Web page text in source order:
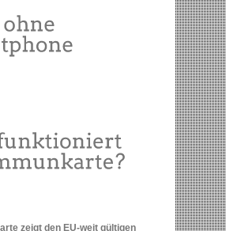
zeigt den EU-weit gültigen